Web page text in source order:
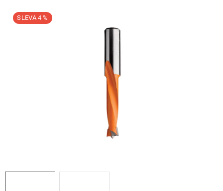
KURZY SOUSTRUŽENÍ DŘEVA
Obchodní podmínky
Podmínky ochrany osobních údajů
4 %